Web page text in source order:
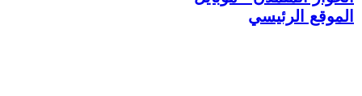
الموقع الرئيسي